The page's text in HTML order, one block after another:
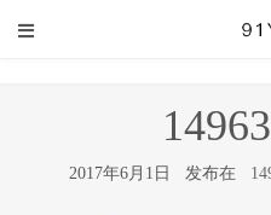
2017年6月1日 发布在